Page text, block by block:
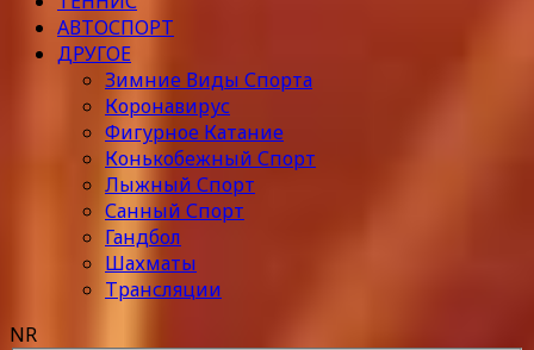
АВТОСПОРТ
ДРУГОЕ
Зимние Виды Спорта
Коронавирус
Фигурное Катание
Конькобежный Спорт
Лыжный Спорт
Санный Спорт
Гандбол
Шахматы
Трансляции
NR